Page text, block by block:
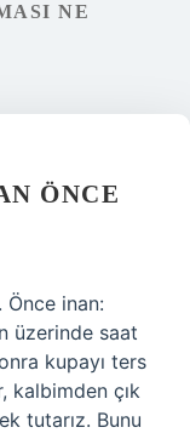
NE
ÖNCE
Önce inan:
üzerinde saat
kupayı ters
kalbimden çık
tutarız. Bunu